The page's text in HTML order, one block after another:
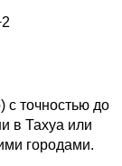
с точностью до
в Тахуа или
городами.